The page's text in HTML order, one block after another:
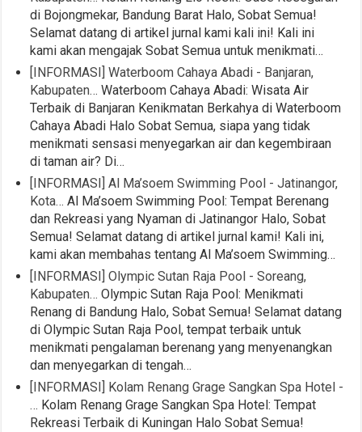
di Bojongmekar, Bandung Barat Halo, Sobat Semua!
Selamat datang di artikel jurnal kami kali ini! Kali ini
kami akan mengajak Sobat Semua untuk menikmati…
[INFORMASI] Waterboom Cahaya Abadi - Banjaran,
Kabupaten… Waterboom Cahaya Abadi: Wisata Air
Terbaik di Banjaran Kenikmatan Berkahya di Waterboom
Cahaya Abadi Halo Sobat Semua, siapa yang tidak
menikmati sensasi menyegarkan air dan kegembiraan
di taman air? Di…
[INFORMASI] Al Ma’soem Swimming Pool - Jatinangor,
Kota… Al Ma’soem Swimming Pool: Tempat Berenang
dan Rekreasi yang Nyaman di Jatinangor Halo, Sobat
Semua! Selamat datang di artikel jurnal kami! Kali ini,
kami akan membahas tentang Al Ma’soem Swimming…
[INFORMASI] Olympic Sutan Raja Pool - Soreang,
Kabupaten… Olympic Sutan Raja Pool: Menikmati
Renang di Bandung Halo, Sobat Semua! Selamat datang
di Olympic Sutan Raja Pool, tempat terbaik untuk
menikmati pengalaman berenang yang menyenangkan
dan menyegarkan di tengah…
[INFORMASI] Kolam Renang Grage Sangkan Spa Hotel -
… Kolam Renang Grage Sangkan Spa Hotel: Tempat
Rekreasi Terbaik di Kuningan Halo Sobat Semua!